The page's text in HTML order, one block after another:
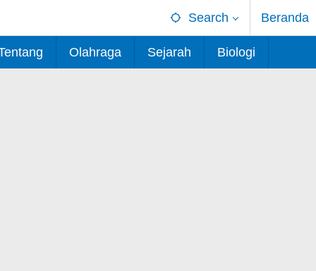
Search Beranda
Olahraga Sejarah Biologi